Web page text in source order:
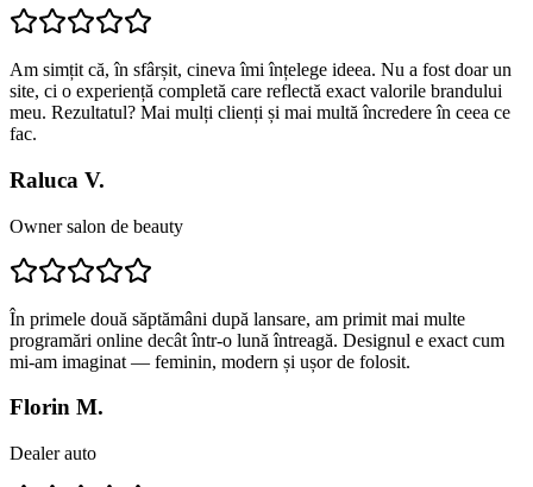
Am simțit că, în sfârșit, cineva îmi înțelege ideea. Nu a fost doar un
site, ci o experiență completă care reflectă exact valorile brandului
meu. Rezultatul? Mai mulți clienți și mai multă încredere în ceea ce
fac.
Raluca V.
Owner salon de beauty
În primele două săptămâni după lansare, am primit mai multe
programări online decât într-o lună întreagă. Designul e exact cum
mi-am imaginat — feminin, modern și ușor de folosit.
Florin M.
Dealer auto